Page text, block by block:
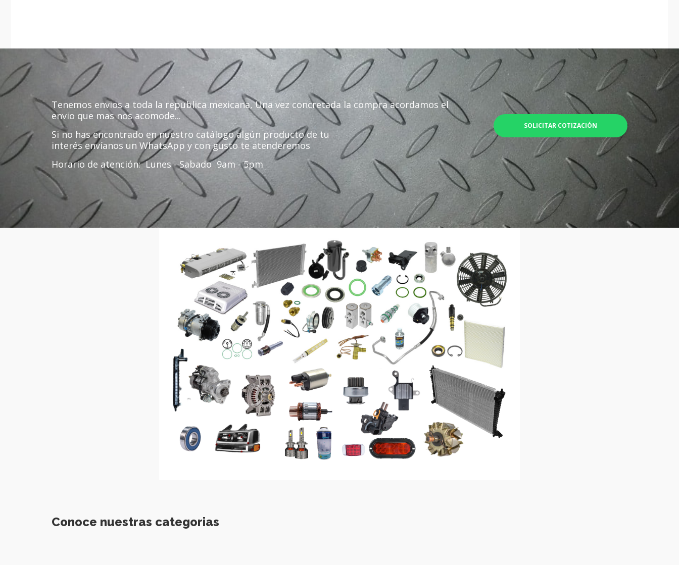
Tenemos envios a toda la republica mexicana, Una vez concretada la compra acordamos el
envio que mas nos acomode...
Si no has encontrado en nuestro catálogo algún producto de tu
interés envíanos un WhatsApp y con gusto te atenderemos
Horario de atención: Lunes - Sabado 9am - 5pm
SOLICITAR COTIZACIÓN
Conoce nuestras categorias